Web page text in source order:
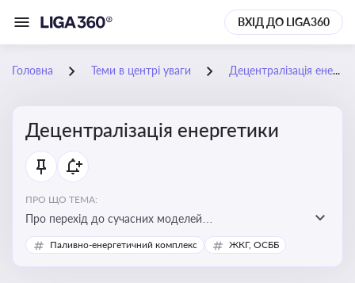
ВХІД ДО LIGA360
Головна Теми в центрі уваги Децентралізація енергетики
Децентралізація енергетики
ПРО ЩО ТЕМА:
Про перехід до сучасних моделей
енергозабезпечення, де виробництво електроенергії
здійснюється ближче до споживача. Це важливо для
Паливно-енергетичний комплекс ЖКГ, ОСББ